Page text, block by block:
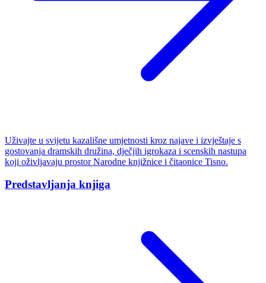
Uživajte u svijetu kazališne umjetnosti kroz najave i izvještaje s
gostovanja dramskih družina, dječjih igrokaza i scenskih nastupa
koji oživljavaju prostor Narodne knjižnice i čitaonice Tisno.
Predstavljanja knjiga